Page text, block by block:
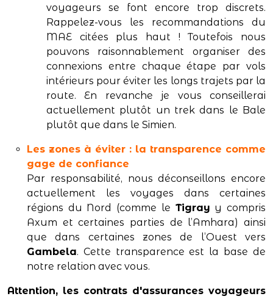
voyageurs se font encore trop discrets.
Rappelez-vous les recommandations du
MAE citées plus haut ! Toutefois nous
pouvons raisonnablement organiser des
connexions entre chaque étape par vols
intérieurs pour éviter les longs trajets par la
route. En revanche je vous conseillerai
actuellement plutôt un trek dans le Bale
plutôt que dans le Simien.
Les zones à éviter : la transparence comme
gage de confiance
Par responsabilité, nous déconseillons encore
actuellement les voyages dans certaines
régions du Nord (comme le Tigray y compris
Axum et certaines parties de l’Amhara) ainsi
que dans certaines zones de l’Ouest vers
Gambela. Cette transparence est la base de
notre relation avec vous.
Attention, les contrats d'assurances voyageurs